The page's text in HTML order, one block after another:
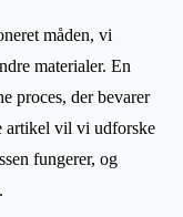
måden, vi
materialer. En
proces, der bevarer
artikel vil vi udforske
fungerer, og